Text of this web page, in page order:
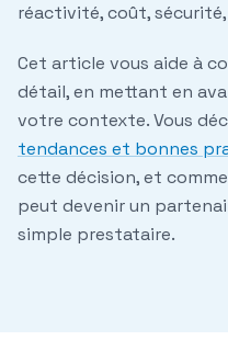
réactivité, coût,
Cet article vous aide à
détail, en mettant en
votre contexte. Vous
tendances et bonnes
cette décision, et
peut devenir un
simple prestataire.